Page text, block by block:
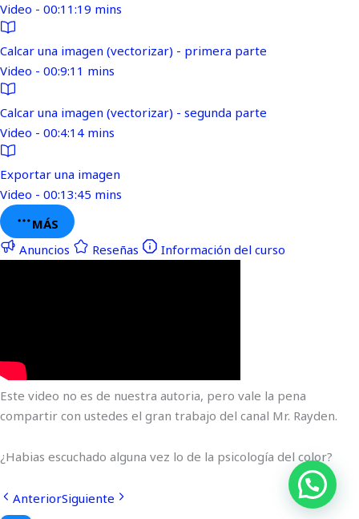
Video - 00:11:19 mins
Calcar una imagen (vectorizar) - primera parte
Video - 00:9:11 mins
Calcar una imagen (vectorizar) - segunda parte
Video - 00:4:14 mins
Exportar una imagen
Video - 00:13:45 mins
MÁS
Anuncios
Reseñas Información del curso
Este video no es de nuestra autoria, pero vale la pena
compartir con ustedes el gran trabajo del canal Mr. Rayden.
¿Habias escuchado alguna vez lo de la psicología del color?
AnteriorSiguiente